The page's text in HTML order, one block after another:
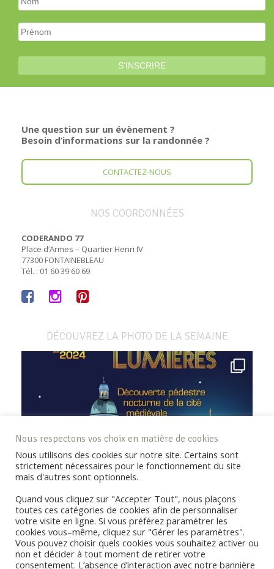
Une question sur un évènement ?
Besoin d’informations sur la randonnée ?
CONTACTEZ-NOUS
NOS COORDONNÉES
CODERANDO 77
Place d’Armes – Quartier Henri IV
77300 FONTAINEBLEAU
Tél. : 01 60 39 60 69
DÉCOUVREZ LA PHOTO DE LA SEMAINE
Nous respectons vos choix en matière de cookies
Nous utilisons des cookies sur notre site. Certains sont
strictement nécessaires pour le fonctionnement du site
mais d'autres sont optionnels.
Quand vous cliquez sur "Accepter Tout", nous plaçons
toutes ces catégories de cookies afin de personnaliser
votre visite en ligne. Si vous préférez paramétrer les
cookies vous–même, cliquez sur "Gérer les paramètres".
Vous pouvez choisir quels cookies vous souhaitez activer ou
non et décider à tout moment de retirer votre
consentement. L’absence d’interaction avec notre bannière